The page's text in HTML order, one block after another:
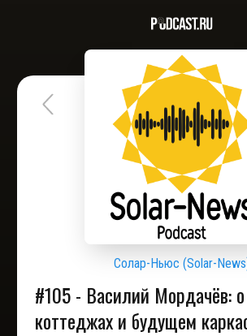
Солар-Ньюс (Solar-
#105 - Василий Мордачёв:
коттеджах и будущем